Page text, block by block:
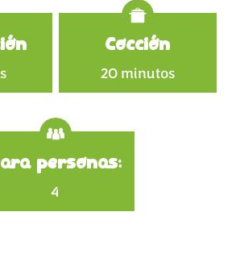
Specifications
Cocción
20 minutos
personas:
4